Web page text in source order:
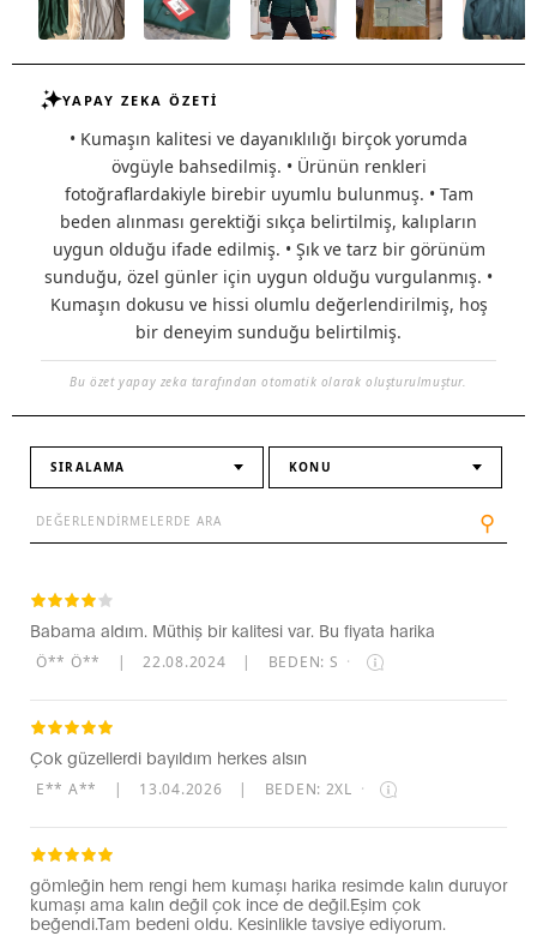
YAPAY ZEKA ÖZETİ
• Kumaşın kalitesi ve dayanıklılığı birçok yorumda
övgüyle bahsedilmiş. • Ürünün renkleri
fotoğraflardakiyle birebir uyumlu bulunmuş. • Tam
beden alınması gerektiği sıkça belirtilmiş, kalıpların
uygun olduğu ifade edilmiş. • Şık ve tarz bir görünüm
sunduğu, özel günler için uygun olduğu vurgulanmış. •
Kumaşın dokusu ve hissi olumlu değerlendirilmiş, hoş
bir deneyim sunduğu belirtilmiş.
Bu özet yapay zeka tarafından otomatik olarak oluşturulmuştur.
SIRALAMA KONU
⚲
Babama aldım. Müthiş bir kalitesi var. Bu fiyata harika
Ö** Ö** | 22.08.2024 | BEDEN: S ·
Çok güzellerdi bayıldım herkes alsın
E** A** | 13.04.2026 | BEDEN: 2XL ·
gömleğin hem rengi hem kumaşı harika resimde kalın duruyor
kumaşı ama kalın değil çok ince de değil.Eşim çok
beğendi.Tam bedeni oldu. Kesinlikle tavsiye ediyorum.